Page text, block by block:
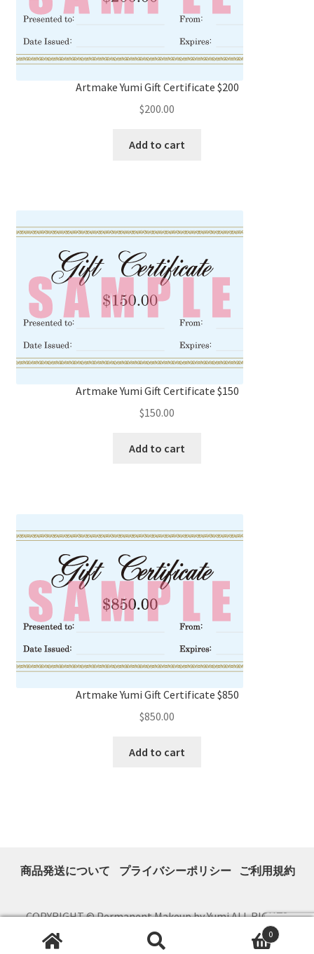
Artmake Yumi Gift Certificate $200
$200.00
Add to cart
Artmake Yumi Gift Certificate $150
$150.00
Add to cart
Artmake Yumi Gift Certificate $850
$850.00
Add to cart
商品発送について プライバシーポリシー ご利用規約
COPYRIGHT © Permanent Makeup by Yumi ALL RIGHTS
RESERVED. supported by
0